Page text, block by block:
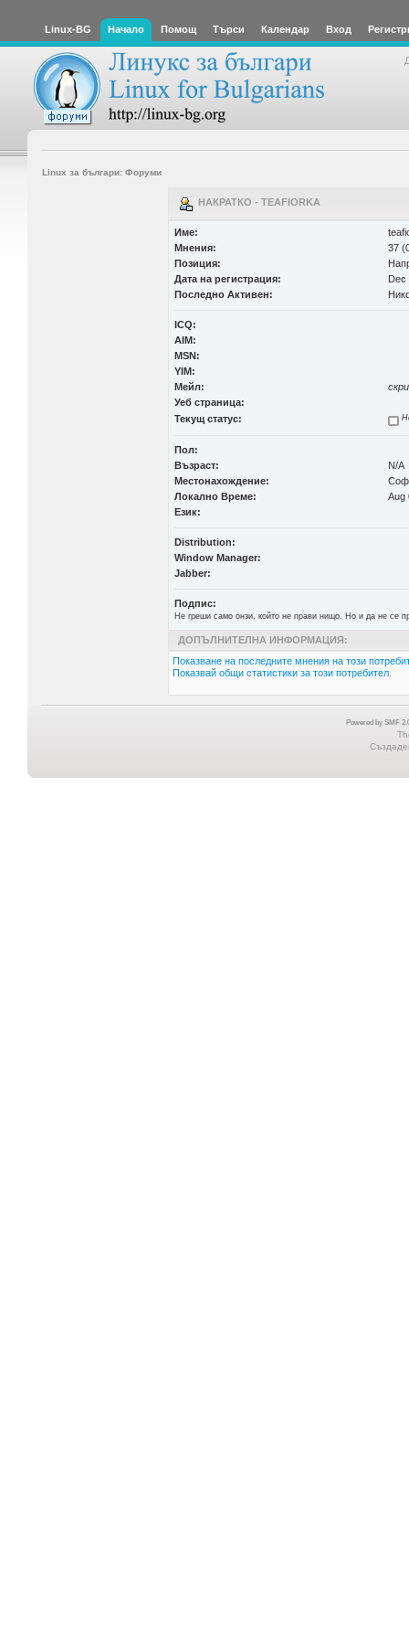
Linux-BG Начало Помощ Търси Календар Вход
Linux за българи: Форуми
НАКРАТКО - TEAFIORKA
Име:
Мнения:
37
Позиция:
Дата на регистрация:
Dec
Последно Активен:
ICQ:
AIM:
MSN:
YIM:
Мейл:
Уеб страница:
Текущ статус:
Пол:
Възраст:
N/A
Местонахождение:
Локално Време:
Aug
Език:
Distribution:
Window Manager:
Jabber:
Подпис:
Не греши само онзи, който не прави нищо. Но и да не се
ДОПЪЛНИТЕЛНА ИНФОРМАЦИЯ:
Показване на последните мнения на този
Показвай общи статистики за този потребител.
Powered by SMF